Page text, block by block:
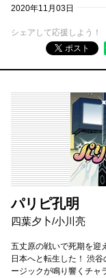
2020年11月03日
シェアして応援しよう！
ポスト
パリピ孔明
四葉夕卜/小川亮
五丈原の戦いで死期を迎
日本へと転生した！ 渋
ージックが鳴り響くチャ